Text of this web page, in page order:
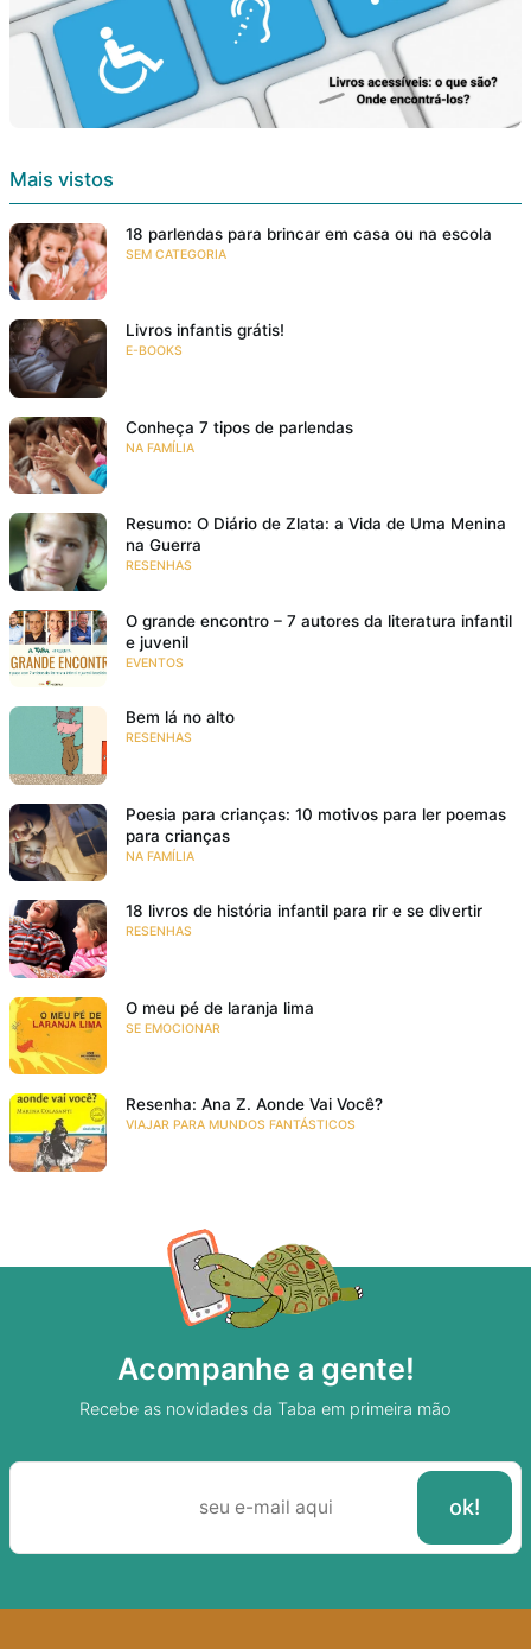
Mais vistos
18 parlendas para brincar em casa ou na escola
SEM CATEGORIA
Livros infantis grátis!
E-BOOKS
Conheça 7 tipos de parlendas
NA FAMÍLIA
Resumo: O Diário de Zlata: a Vida de Uma Menina
na Guerra
RESENHAS
O grande encontro – 7 autores da literatura infantil
e juvenil
EVENTOS
Bem lá no alto
RESENHAS
Poesia para crianças: 10 motivos para ler poemas
para crianças
NA FAMÍLIA
18 livros de história infantil para rir e se divertir
RESENHAS
O meu pé de laranja lima
SE EMOCIONAR
Resenha: Ana Z. Aonde Vai Você?
VIAJAR PARA MUNDOS FANTÁSTICOS
Acompanhe a gente!
Recebe as novidades da Taba em primeira mão